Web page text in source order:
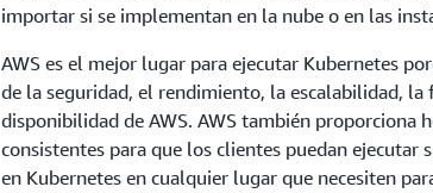
importar si se implementan en la nube o en las
AWS es el mejor lugar para ejecutar Kubernetes
de la seguridad, el rendimiento, la escalabilidad, la
disponibilidad de AWS. AWS también proporciona
consistentes para que los clientes puedan ejecutar
en Kubernetes en cualquier lugar que necesiten